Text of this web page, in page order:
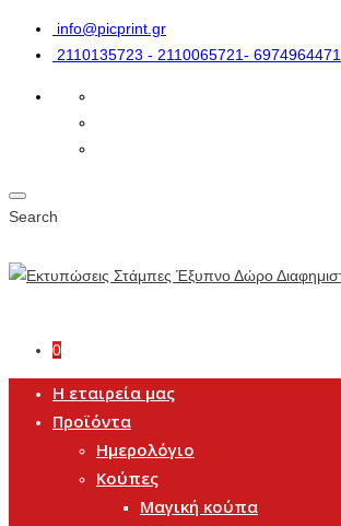
info@picprint.gr
2110135723 - 2110065721- 6974964471
Search
0
Η εταιρεία μας
Προϊόντα
Ημερολόγιο
Κούπες
Μαγική κούπα